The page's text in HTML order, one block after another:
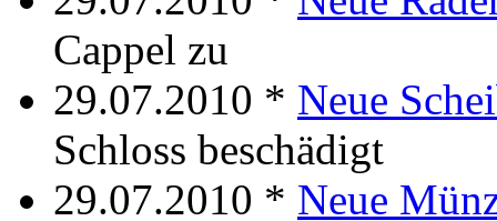
Cappel zu
29.07.2010 * Neue
Schloss beschädigt
29.07.2010 * Neue